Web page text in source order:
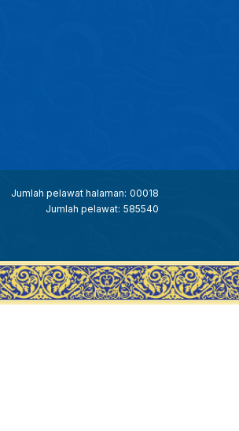
Jumlah pelawat halaman: 00018
Jumlah pelawat: 585540